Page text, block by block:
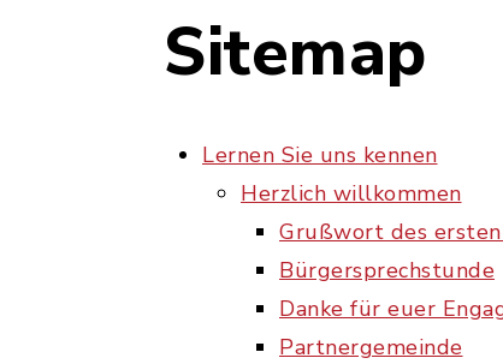
Sitemap
Lernen Sie uns kennen
Herzlich willkommen
Grußwort des
Bürgersprechstunde
Danke für euer
Partnergemeinde